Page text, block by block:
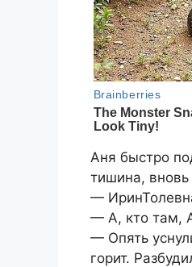
Аня быстро
тишина,
—
— А, кто там,
— Опять
горит.